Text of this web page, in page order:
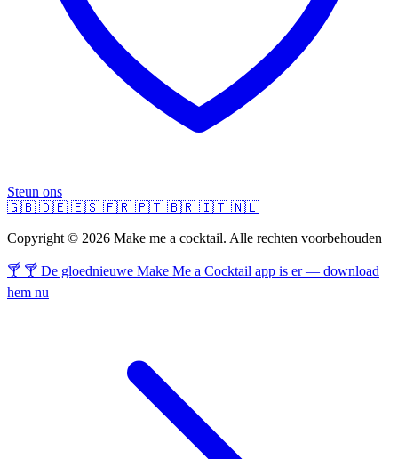
Steun ons
🇬🇧 🇩🇪 🇪🇸 🇫🇷 🇵🇹 🇧🇷 🇮🇹 🇳🇱
Copyright © 2026 Make me a cocktail. Alle rechten voorbehouden
🍸 🍸 De gloednieuwe Make Me a Cocktail app is er — download
hem nu